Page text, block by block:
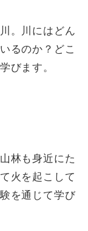
。川にはどん
るのか？どこ
びます。
林も身近にた
火を起こして
を通じて学び